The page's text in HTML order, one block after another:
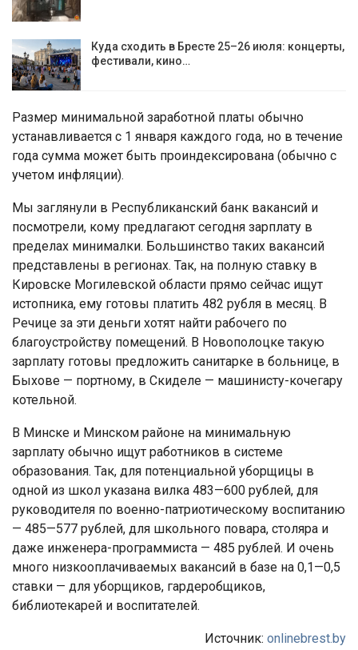
Куда сходить в Бресте 25–26 июля: концерты,
фестивали, кино…
Размер минимальной заработной платы обычно
устанавливается с 1 января каждого года, но в течение
года сумма может быть проиндексирована (обычно с
учетом инфляции).
Мы заглянули в Республиканский банк вакансий и
посмотрели, кому предлагают сегодня зарплату в
пределах минималки. Большинство таких вакансий
представлены в регионах. Так, на полную ставку в
Кировске Могилевской области прямо сейчас ищут
истопника, ему готовы платить 482 рубля в месяц. В
Речице за эти деньги хотят найти рабочего по
благоустройству помещений. В Новополоцке такую
зарплату готовы предложить санитарке в больнице, в
Быхове — портному, в Скиделе — машинисту-кочегару
котельной.
В Минске и Минском районе на минимальную
зарплату обычно ищут работников в системе
образования. Так, для потенциальной уборщицы в
одной из школ указана вилка 483—600 рублей, для
руководителя по военно-патриотическому воспитанию
— 485—577 рублей, для школьного повара, столяра и
даже инженера-программиста — 485 рублей. И очень
много низкооплачиваемых вакансий в базе на 0,1—0,5
ставки — для уборщиков, гардеробщиков,
библиотекарей и воспитателей.
Источник: onlinebrest.by